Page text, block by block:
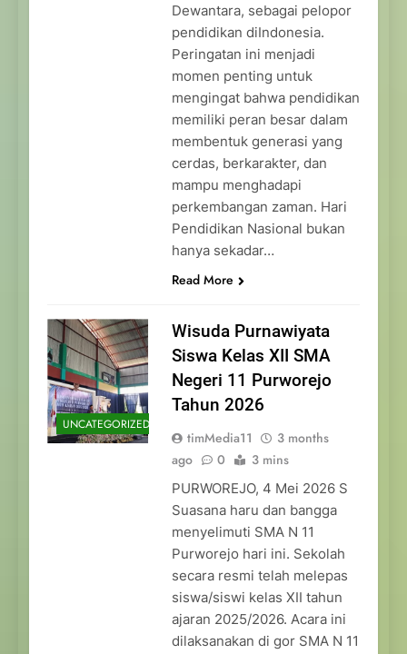
Dewantara, sebagai pelopor
pendidikan diIndonesia.
Peringatan ini menjadi
momen penting untuk
mengingat bahwa pendidikan
memiliki peran besar dalam
membentuk generasi yang
cerdas, berkarakter, dan
mampu menghadapi
perkembangan zaman. Hari
Pendidikan Nasional bukan
hanya sekadar…
Read More
UNCATEGORIZED
Wisuda Purnawiyata
Siswa Kelas XII SMA
Negeri 11 Purworejo
Tahun 2026
timMedia11
3 months
ago
0 3 mins
PURWOREJO, 4 Mei 2026 S
Suasana haru dan bangga
menyelimuti SMA N 11
Purworejo hari ini. Sekolah
secara resmi telah melepas
siswa/siswi kelas XII tahun
ajaran 2025/2026. Acara ini
dilaksanakan di gor SMA N 11